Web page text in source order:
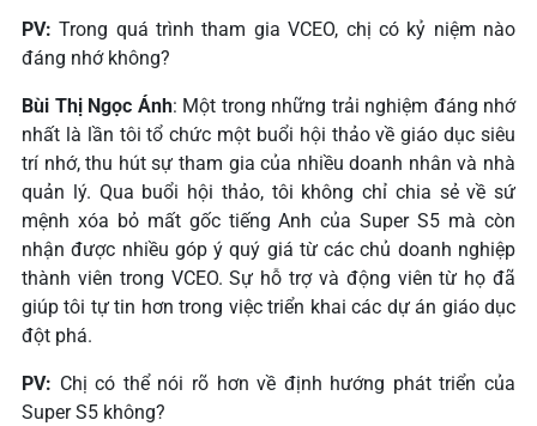
PV:Trong quá trình tham gia VCEO, chị có kỷ niệm nào
đáng nhớ không?
Bùi Thị Ngọc Ánh: Một trong những trải nghiệm đáng nhớ
nhất là lần tôi tổ chức một buổi hội thảo về giáo dục siêu
trí nhớ, thu hút sự tham gia của nhiều doanh nhân và nhà
quản lý. Qua buổi hội thảo, tôi không chỉ chia sẻ về sứ
mệnh xóa bỏ mất gốc tiếng Anh của Super S5 mà còn
nhận được nhiều góp ý quý giá từ các chủ doanh nghiệp
thành viên trong VCEO. Sự hỗ trợ và động viên từ họ đã
giúp tôi tự tin hơn trong việc triển khai các dự án giáo dục
đột phá.
PV: Chị có thể nói rõ hơn về định hướng phát triển của
Super S5 không?